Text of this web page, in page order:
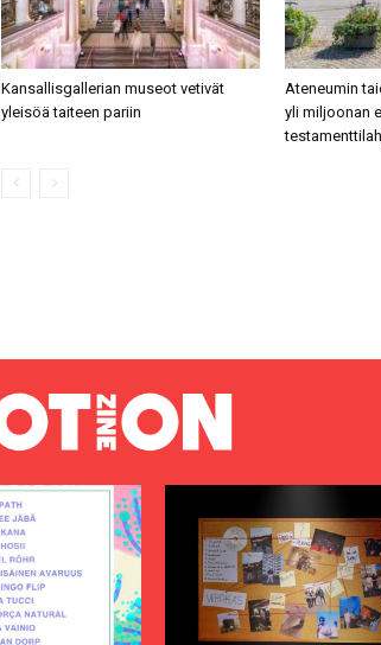
Kansallisgallerian museot vetivät
yleisöä taiteen pariin
Ateneumin
yli miljoonan